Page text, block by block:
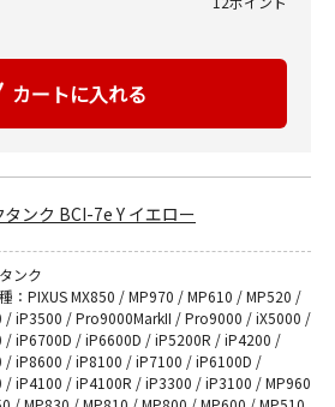
タンク BCI-7e Y イエロー
ンク
：PIXUS MX850 / MP970 / MP610 / MP520 /
/ iP3500 / Pro9000MarkII / Pro9000 / iX5000 /
/ iP6700D / iP6600D / iP5200R / iP4200 /
/ iP8600 / iP8100 / iP7100 / iP6100D /
/ iP4100 / iP4100R / iP3300 / iP3100 / MP960